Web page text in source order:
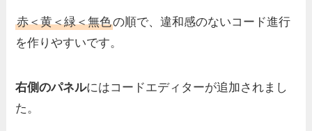
赤＜黄＜緑＜無色の順で、違和感のないコード進行
を作りやすいです。
右側のパネルにはコードエディターが追加されまし
た。